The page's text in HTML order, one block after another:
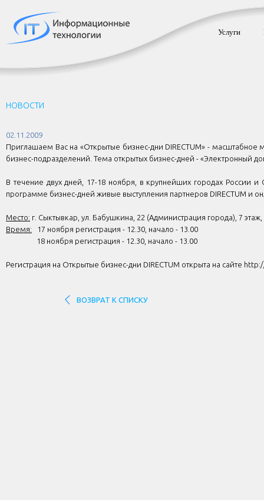
Услуги
НОВОСТИ
02.11.2009
Приглашаем Вас на «Открытые бизнес-дни DIRECTUM» -
бизнес-подразделений. Тема открытых бизнес-дней - «Электронный
В течение двух дней, 17-18 ноября, в крупнейших городах России и
программе бизнес-дней живые выступления партнеров DIRECTUM и
Место: г. Сыктывкар, ул. Бабушкина, 22 (Администрация города), 7
Время: 17 ноября регистрация - 12.30, начало - 13.00
18 ноября регистрация - 12.30, начало - 13.00
Регистрация на Открытые бизнес-дни DIRECTUM открыта на сайте
ВОЗВРАТ К СПИСКУ